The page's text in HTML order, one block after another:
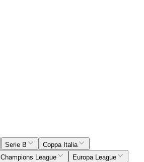
Serie B
Coppa Italia
Champions League
Europa League